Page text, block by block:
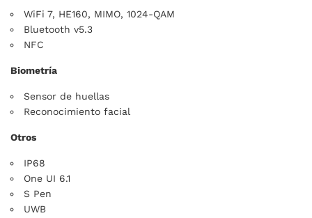
WiFi 7, HE160, MIMO, 1024-QAM
Bluetooth v5.3
NFC
Biometría
Sensor de huellas
Reconocimiento facial
Otros
IP68
One UI 6.1
S Pen
UWB